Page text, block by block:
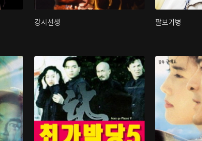
강시선생 팔보기병